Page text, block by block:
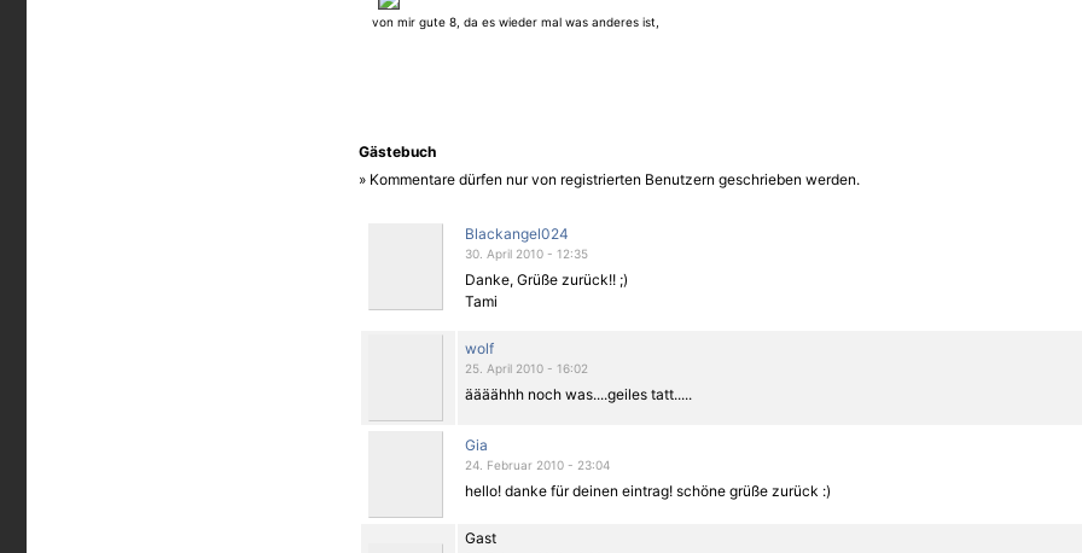
von mir gute 8, da es wieder mal was anderes ist,
Gästebuch
» Kommentare dürfen nur von registrierten Benutzern geschrieben werden.
Blackangel024
30. April 2010 - 12:35
Danke, Grüße zurück!! ;)
Tami
wolf
25. April 2010 - 16:02
äääähhh noch was....geiles tatt.....
Gia
24. Februar 2010 - 23:04
hello! danke für deinen eintrag! schöne grüße zurück :)
Gast